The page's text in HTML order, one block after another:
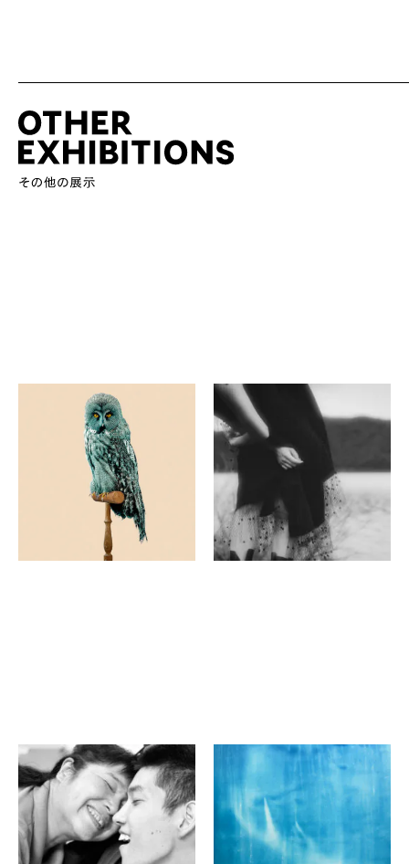
ヴァンサン・フルニエ
POST NATURAL
HISTORY -
ARCHEOLOGY OF THE
つぼみ堂｜
TSUBOMIDO
回里純子
SKIN＿地球の肌
堀川新文化ビルヂング
ショーウィンドウ＆踊り場
成実 憲一
目をつむる写真展 滋賀⇔
京都2022 －境界を超えて
－
ギャラリー16
光り
祇王寺